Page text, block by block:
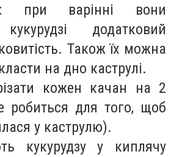
при варінні вони
додатковий
Також їх можна
на дно каструлі.
кожен качан на 2
робиться для того, щоб
у каструлю).
кукурудзу у киплячу